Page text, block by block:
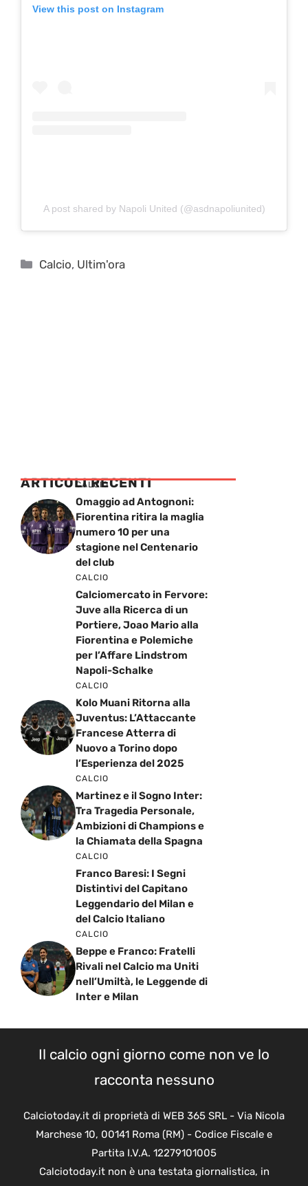
View this post on Instagram
A post shared by Napoli United (@asdnapoliunited)
Categorie
Calcio, Ultim'ora
ARTICOLI RECENTI
CALCIO
Omaggio ad Antognoni:
Fiorentina ritira la maglia
numero 10 per una
stagione nel Centenario
del club
CALCIO
Calciomercato in Fervore:
Juve alla Ricerca di un
Portiere, Joao Mario alla
Fiorentina e Polemiche
per l’Affare Lindstrom
Napoli-Schalke
CALCIO
Kolo Muani Ritorna alla
Juventus: L’Attaccante
Francese Atterra di
Nuovo a Torino dopo
l’Esperienza del 2025
CALCIO
Martinez e il Sogno Inter:
Tra Tragedia Personale,
Ambizioni di Champions e
la Chiamata della Spagna
CALCIO
Franco Baresi: I Segni
Distintivi del Capitano
Leggendario del Milan e
del Calcio Italiano
CALCIO
Beppe e Franco: Fratelli
Rivali nel Calcio ma Uniti
nell’Umiltà, le Leggende di
Inter e Milan
Il calcio ogni giorno come non ve lo
racconta nessuno
Calciotoday.it di proprietà di WEB 365 SRL - Via Nicola
Marchese 10, 00141 Roma (RM) - Codice Fiscale e
Partita I.V.A. 12279101005
Calciotoday.it non è una testata giornalistica, in